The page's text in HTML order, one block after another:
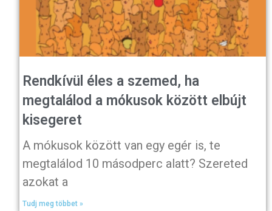
Rendkívül éles a szemed, ha
megtalálod a mókusok között elbújt
kisegeret
A mókusok között van egy egér is, te
megtalálod 10 másodperc alatt? Szereted
azokat a
Tudj meg többet »